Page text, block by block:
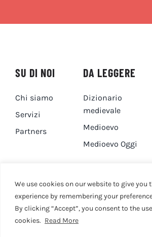
We use cookies on our website to give you
experience by remembering your
By clicking “Accept”, you consent to the
cookies. Read More
SU DI NOI
Chi siamo
Servizi
Partners
DA LEGGERE
Dizionario
medievale
Medioevo
Medioevo Oggi
DA GUARDARE
Canale YouTube
CONTATTI
Contatti